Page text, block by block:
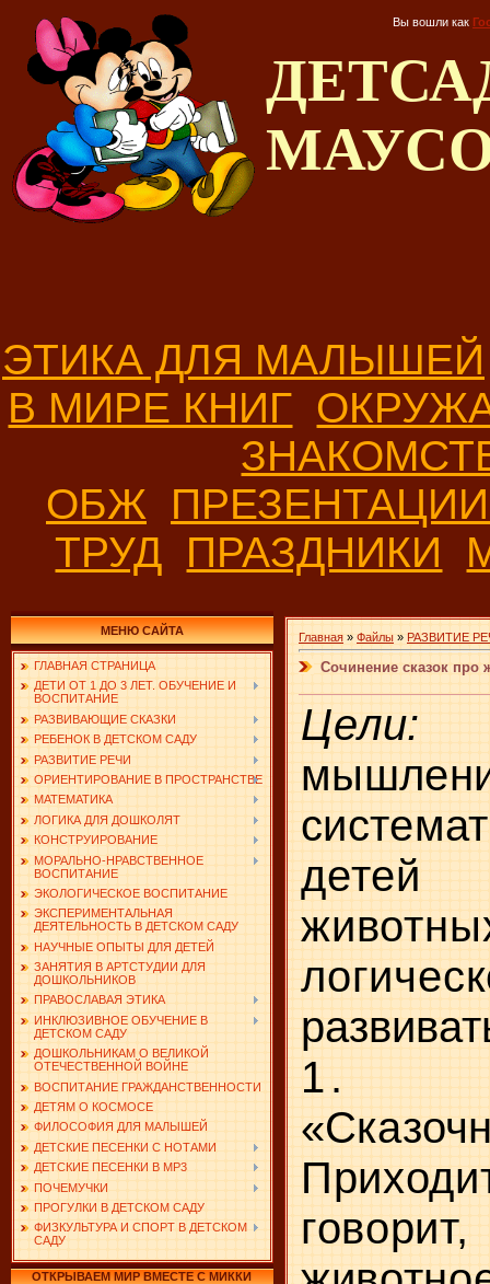
Вы вошли как
ЭТИКА ДЛЯ МАЛЫШЕЙ
В МИРЕ КНИГ
ОБЖ
ТРУД ПРАЗДНИКИ
МЕНЮ САЙТА
ГЛАВНАЯ СТРАНИЦА
ДЕТИ ОТ 1 ДО 3 ЛЕТ. ОБУЧЕНИЕ И
ВОСПИТАНИЕ
РАЗВИВАЮЩИЕ СКАЗКИ
РЕБЕНОК В ДЕТСКОМ САДУ
РАЗВИТИЕ РЕЧИ
ОРИЕНТИРОВАНИЕ В ПРОСТРАНСТВЕ
МАТЕМАТИКА
ЛОГИКА ДЛЯ ДОШКОЛЯТ
КОНСТРУИРОВАНИЕ
МОРАЛЬНО-НРАВСТВЕННОЕ
ВОСПИТАНИЕ
ЭКОЛОГИЧЕСКОЕ ВОСПИТАНИЕ
ЭКСПЕРИМЕНТАЛЬНАЯ
ДЕЯТЕЛЬНОСТЬ В ДЕТСКОМ САДУ
НАУЧНЫЕ ОПЫТЫ ДЛЯ ДЕТЕЙ
ЗАНЯТИЯ В АРТСТУДИИ ДЛЯ
ДОШКОЛЬНИКОВ
ПРАВОСЛАВАЯ ЭТИКА
ИНКЛЮЗИВНОЕ ОБУЧЕНИЕ В
ДЕТСКОМ САДУ
ДОШКОЛЬНИКАМ О ВЕЛИКОЙ
ОТЕЧЕСТВЕННОЙ ВОЙНЕ
ВОСПИТАНИЕ ГРАЖДАНСТВЕННОСТИ
ДЕТЯМ О КОСМОСЕ
ФИЛОСОФИЯ ДЛЯ МАЛЫШЕЙ
ДЕТСКИЕ ПЕСЕНКИ С НОТАМИ
ДЕТСКИЕ ПЕСЕНКИ В MP3
ПОЧЕМУЧКИ
ПРОГУЛКИ В ДЕТСКОМ САДУ
ФИЗКУЛЬТУРА И СПОРТ В ДЕТСКОМ
САДУ
ОТКРЫВАЕМ МИР ВМЕСТЕ С МИККИ
Главная » Файлы » РАЗВИТИЕ
Сочинение сказок про
1.